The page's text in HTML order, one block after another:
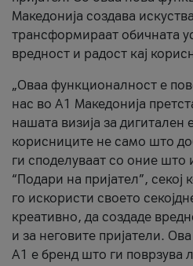
Македонија создава
трансформираат обичната
вредност и радост кај
„Оваа функционалност е
нас во А1 Македонија
нашата визија за дигитален
корисниците не само што
ги споделуваат со оние
“Подари на пријател”,
го искористи своето
креативно, да создаде
и за неговите пријатели.
А1 е бренд што ги поврзува